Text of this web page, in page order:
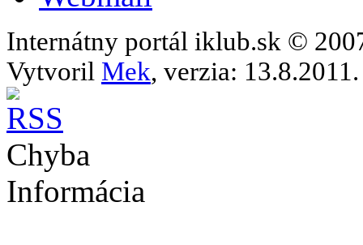
Internátny portál iklub.sk ©
Vytvoril Mek, verzia: 13.8.2011.
Chyba
Informácia